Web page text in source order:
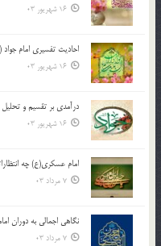
16 شهریور 03
احادیث تفسیری امام
16 شهریور 03
درآمدی بر تقسیم و
16 شهریور 03
امام عسکری(ع) چه
7 مرداد 03
نگاهی اجمالی به دوران
7 مرداد 03